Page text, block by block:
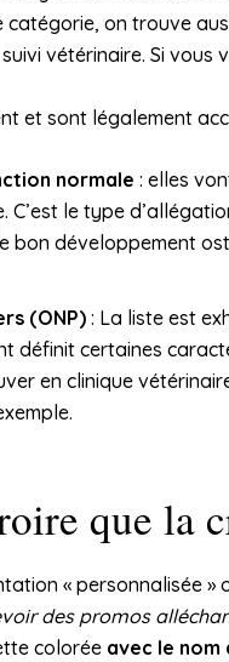
on trouve
vétérinaire. Si vous
et sont légalement
normale : elles
le type
bon développement
(ONP) : La liste est
définit certaines
en clinique
que la
« personnalisée
des promos
colorée avec le nom